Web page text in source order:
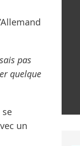
pas
quelque
un